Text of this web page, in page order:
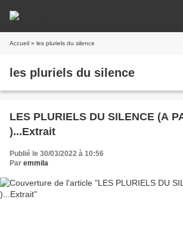
Accueil » les pluriels du silence
les pluriels du silence
LES PLURIELS DU SILENCE (A
)...Extrait
Publié le 30/03/2022 à 10:56
Par emmila